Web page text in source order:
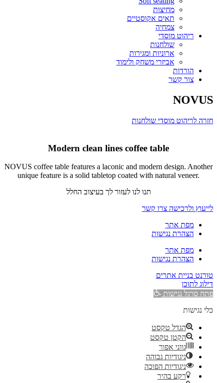
מחיצות
תאים אקוסטיים
צמחיה
ריהוט מוסדי
שולחנות
ארוניות ומגירות
אביזרי משחק ולימוד
הורדות
צור קשר
NOVUS
חזרה לריהוט מוסדי שולחנות
Modern clean lines coffee table
NOVUS coffee table features a laconic and modern design. Another
unique feature is a solid tabletop coated with natural veneer.
תנו לנו לעזור לך בעיצוב החלל
לייעוץ ולרכישה צרו קשר
מפת אתר
הצהרת נגישות
מפת אתר
הצהרת נגישות
טורנט בניית אתרים
דילוג לתוכן
פתח סרגל נגישות
כלי נגישות
הגדל טקסט
הקטן טקסט
גווני אפור
ניגודיות גבוהה
ניגודיות הפוכה
רקע בהיר